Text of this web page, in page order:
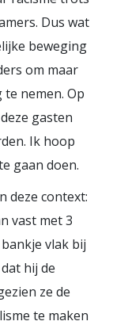
Dus wat
beweging
om maar
nemen. Op
gasten
Ik hoop
gaan doen.
deze context:
vast met 3
vlak bij
hij de
ze de
te maken